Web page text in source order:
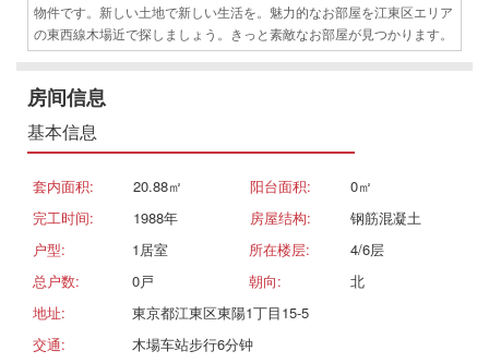
物件です。新しい土地で新しい生活を。魅力的なお部屋を江東区エリア
の東西線木場近で探しましょう。きっと素敵なお部屋が見つかります。
房间信息
基本信息
套内面积: 20.88㎡ 阳台面积:
0㎡
完工时间:
1988年 房屋结构:
钢筋混凝土
户型:
1居室 所在楼层:
4/6层
总户数:
0戸 朝向:
北
地址:
東京都江東区東陽1丁目15-5
交通:
木場车站步行6分钟